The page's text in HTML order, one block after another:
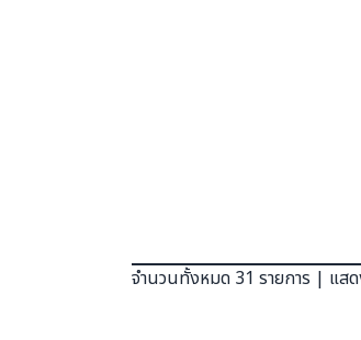
SECTION 48 ANTI-SLIP-SHEET
สินค้าสำเร็จรูป
จำนวนทั้งหมด 31 รายการ | แสด